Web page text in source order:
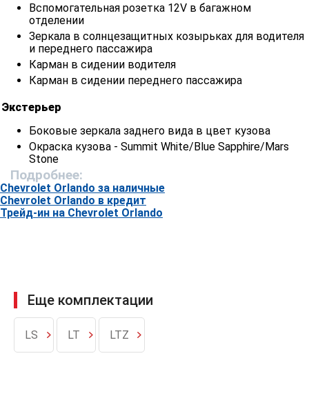
Вспомогательная розетка 12V в багажном
отделении
Зеркала в солнцезащитных козырьках для водителя
и переднего пассажира
Карман в сидении водителя
Карман в сидении переднего пассажира
Экстерьер
Боковые зеркала заднего вида в цвет кузова
Окраска кузова - Summit White/Blue Sapphire/Mars
Stone
Хромированная накладка задней двери
Решетка радиатора с хромированной вставкой
Дверные ручки в цвет кузова
Легкосплавные колесные диски 16\"
Регулировка рулевой колонки по высоте и вылету
Трехспицевое рулевое колесо с кожаной отделкой
Ручное складывание, обогрев и электропривод
регулировки боковых зеркал с указателями
Подробнее:
Chevrolet Orlando за наличные
Chevrolet Orlando в кредит
Трейд-ин на Chevrolet Orlando
Еще комплектации
LS LT LTZ